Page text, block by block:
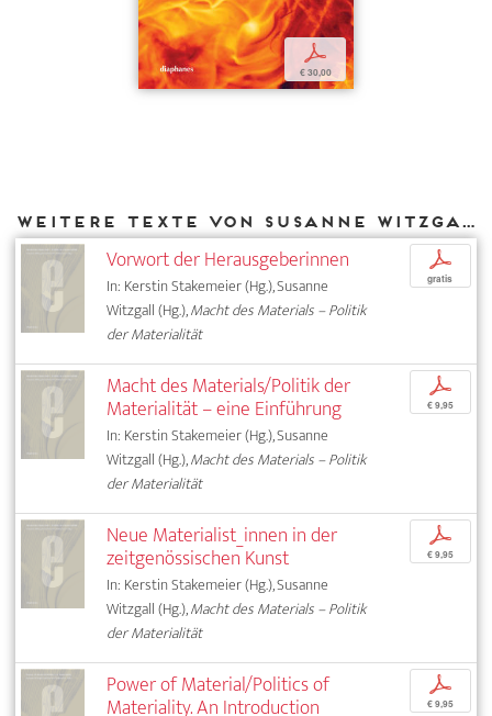
p
€ 30,00
Weitere Texte von Susanne Witzgall bei DIAPHANES
Vorwort der Herausgeberinnen
In: Kerstin Stakemeier (Hg.), Susanne
Witzgall (Hg.),Macht des Materials – Politik
der Materialität
p
gratis
Macht des Materials/Politik der
Materialität – eine Einführung
In: Kerstin Stakemeier (Hg.), Susanne
Witzgall (Hg.),Macht des Materials – Politik
der Materialität
p
€ 9,95
Neue Materialist_innen in der
zeitgenössischen Kunst
In: Kerstin Stakemeier (Hg.), Susanne
Witzgall (Hg.),Macht des Materials – Politik
der Materialität
p
€ 9,95
Power of Material/Politics of
Materiality. An Introduction
p
€ 9,95